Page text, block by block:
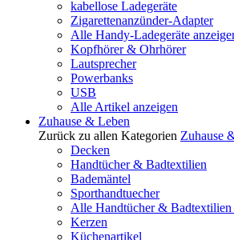
kabellose Ladegeräte
Zigarettenanzünder-Adapter
Alle Handy-Ladegeräte
Kopfhörer & Ohrhörer
Lautsprecher
Powerbanks
USB
Alle Artikel anzeigen
Zuhause & Leben
Zurück zu allen Kategorien Zuhause
Decken
Handtücher & Badtextilien
Bademäntel
Sporthandtuecher
Alle Handtücher & Badtextilien
Kerzen
Küchenartikel